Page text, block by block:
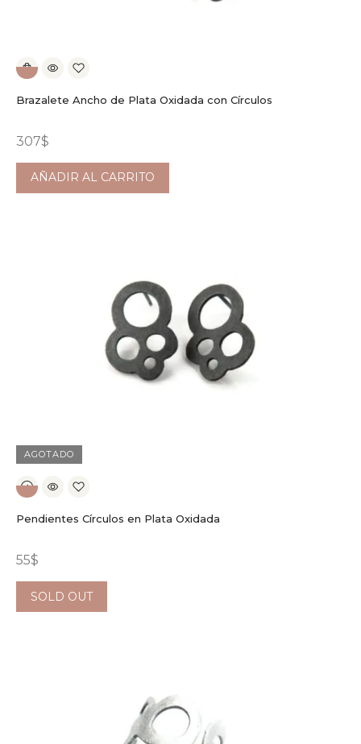
Brazalete Ancho de Plata Oxidada con Círculos
307$
AÑADIR AL CARRITO
AGOTADO
Pendientes Círculos en Plata Oxidada
55$
SOLD OUT